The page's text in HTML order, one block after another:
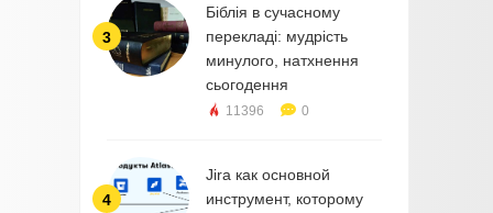
3
Біблія в сучасному
перекладі: мудрість
минулого, натхнення
сьогодення
11396 0
4
Jira как основной
инструмент, которому